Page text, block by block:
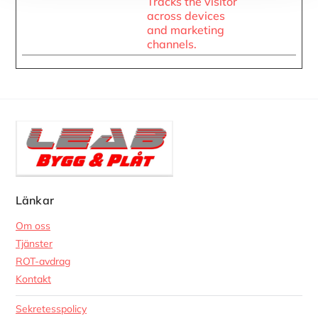
across devices
and marketing
channels.
Länkar
Om oss
Tjänster
ROT-avdrag
Kontakt
Sekretesspolicy